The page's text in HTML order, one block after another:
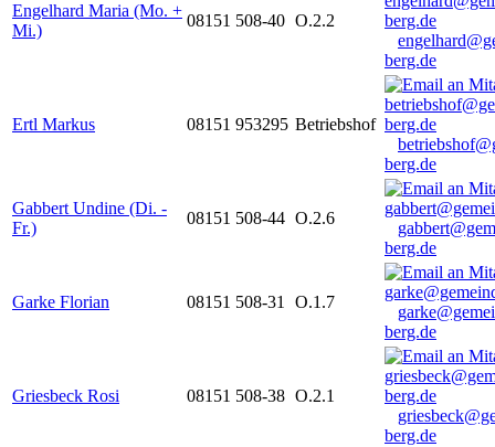
Engelhard Maria (Mo. +
Mi.)
08151 508-40 O.2.2
berg.de
Ertl Markus 08151 953295 Betriebshof
berg.de
Gabbert Undine (Di. -
Fr.)
08151 508-44 O.2.6
berg.de
Garke Florian 08151 508-31 O.1.7
berg.de
Griesbeck Rosi 08151 508-38 O.2.1
berg.de